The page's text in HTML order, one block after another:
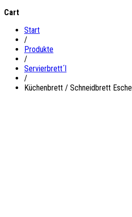
Cart
Start
/
Produkte
/
Servierbrett´l
/
Küchenbrett / Schneidbrett Esche